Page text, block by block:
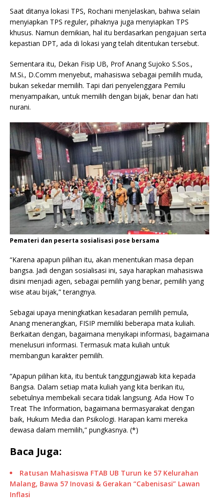
Saat ditanya lokasi TPS, Rochani menjelaskan, bahwa selain
menyiapkan TPS reguler, pihaknya juga menyiapkan TPS
khusus. Namun demikian, hal itu berdasarkan pengajuan serta
kepastian DPT, ada di lokasi yang telah ditentukan tersebut.
Sementara itu, Dekan Fisip UB, Prof Anang Sujoko S.Sos.,
M.Si., D.Comm menyebut, mahasiswa sebagai pemilih muda,
bukan sekedar memilih. Tapi dari penyelenggara Pemilu
menyampaikan, untuk memilih dengan bijak, benar dan hati
nurani.
Pemateri dan peserta sosialisasi pose bersama
“Karena apapun pilihan itu, akan menentukan masa depan
bangsa. Jadi dengan sosialisasi ini, saya harapkan mahasiswa
disini menjadi agen, sebagai pemilih yang benar, pemilih yang
wise atau bijak,” terangnya.
Sebagai upaya meningkatkan kesadaran pemilih pemula,
Anang menerangkan, FISIP memiliki beberapa mata kuliah.
Berkaitan dengan, bagaimana menyikapi informasi, bagaimana
menelusuri informasi. Termasuk mata kuliah untuk
membangun karakter pemilih.
“Apapun pilihan kita, itu bentuk tanggungjawab kita kepada
Bangsa. Dalam setiap mata kuliah yang kita berikan itu,
sebetulnya membekali secara tidak langsung. Ada How To
Treat The Information, bagaimana bermasyarakat dengan
baik, Hukum Media dan Psikologi. Harapan kami mereka
dewasa dalam memilih,” pungkasnya. (*)
Baca Juga:
Ratusan Mahasiswa FTAB UB Turun ke 57 Kelurahan
Malang, Bawa 57 Inovasi & Gerakan “Cabenisasi” Lawan
Inflasi